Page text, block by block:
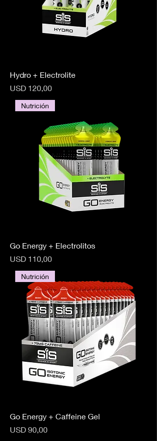
Hydro + Electrolite
Precio
USD 120,00
Nutrición
Go Energy + Electrolitos
Precio
USD 110,00
Nutrición
Go Energy + Caffeine Gel
Precio
USD 90,00